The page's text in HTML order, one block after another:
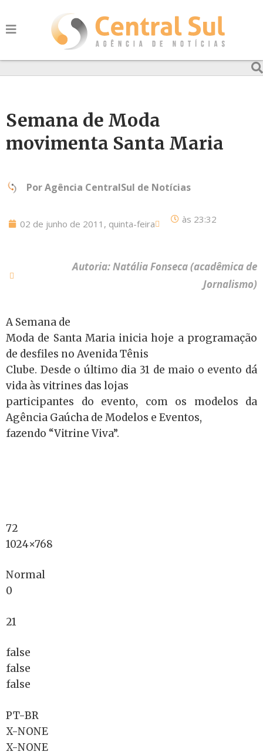
Semana de Moda
movimenta Santa Maria
PorAgência CentralSul de Notícias
02 de junho de 2011, quinta-feira às 23:32
Autoria: Natália Fonseca (acadêmica de
Jornalismo)
A Semana de
Moda de Santa Maria inicia hoje a programação
de desfiles no Avenida Tênis
Clube. Desde o último dia 31 de maio o evento dá
vida às vitrines das lojas
participantes do evento, com os modelos da
Agência Gaúcha de Modelos e Eventos,
fazendo “Vitrine Viva”.
72
1024×768
Normal
0
21
false
false
false
PT-BR
X-NONE
X-NONE